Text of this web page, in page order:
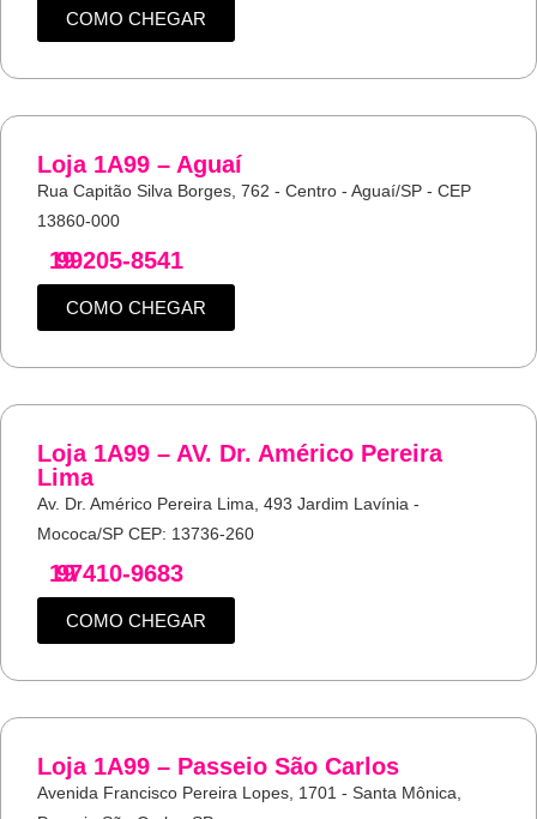
COMO CHEGAR
Loja 1A99 – Aguaí
Rua Capitão Silva Borges, 762 - Centro - Aguaí/SP - CEP
13860-000
19
99205-8541
COMO CHEGAR
Loja 1A99 – AV. Dr. Américo Pereira
Lima
Av. Dr. Américo Pereira Lima, 493 Jardim Lavínia -
Mococa/SP CEP: 13736-260
19
97410-9683
COMO CHEGAR
Loja 1A99 – Passeio São Carlos
Avenida Francisco Pereira Lopes, 1701 - Santa Mônica,